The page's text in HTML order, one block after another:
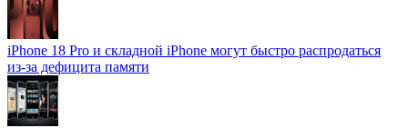
iPhone 18 Pro и складной iPhone могут быстро распродаться
из-за дефицита памяти